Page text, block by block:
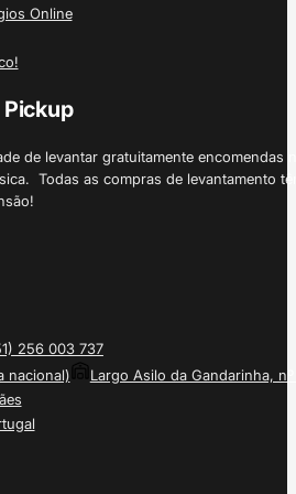
Online
de levantar gratuitamente
Todas as compras de levantamento
256 003 737
nacional)
Largo Asilo da Gandarinha, nº